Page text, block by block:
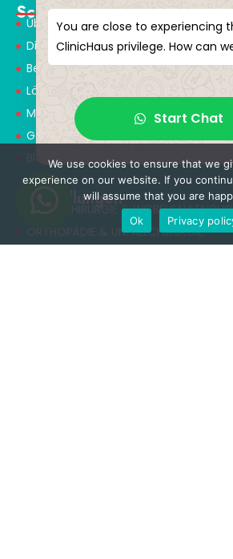
Schnellmenü
Über Uns
Dienstleistungen
Behandlungen
Lösungspartner
Medical Consultants
Gesundheitstourismus
Blog
Behandlungen
NEUROCHIRURGIE &
ORTHOPÄDIE & UNFALLCHIRURGIE
You are close to experiencing
ClinicHaus privilege. How can
Start Chat
We use cookies to ensure that we
experience on our website. If you
will assume that you are
Ok
Privacy